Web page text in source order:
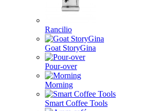
Rancilio
Goat StoryGina
Pour-over
Morning
Smart Coffee Tools